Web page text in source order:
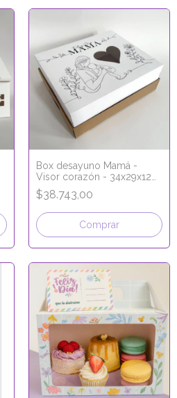
Box desayuno Mamá -
Visor corazón - 34x29x12
cm
$38.743,00
Comprar